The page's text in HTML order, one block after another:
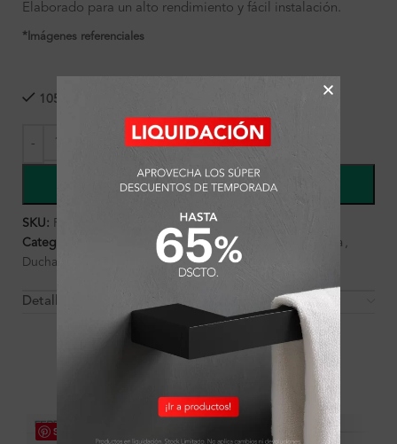
Elaborado para un alto rendimiento y fácil instalación.
*Imágenes referenciales
105 disponibles
COMPRAR
SKU: FA3086
Categorías:
Baño , Baño , Cabezas de ducha ,
Ducha
Detalles y Material
OTROS PRODUCTOS QUE PUEDEN
INTERESARTE
Save